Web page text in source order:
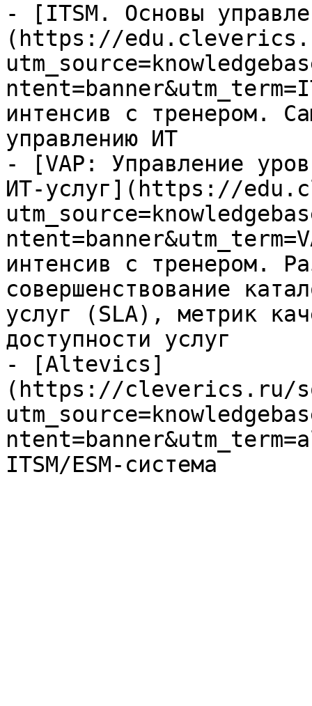
- [ITSM. Основы
(https://
интенсив с тренером.
управлению ИТ
- [VAP: Управление
ИТ-услуг](https://
интенсив с тренером.
совершенствование
услуг (SLA), метрик
доступности услуг
- [Altevics]
(https://cleverics.ru/
ITSM/ESM-система